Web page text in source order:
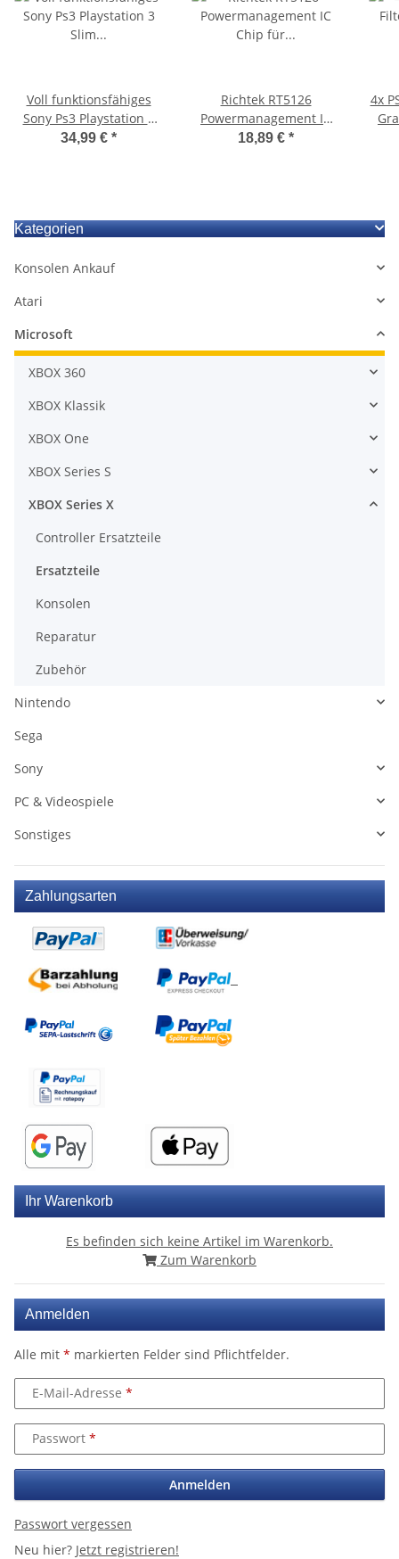
Voll funktionsfähiges
Sony Ps3 Playstation 3
Slim CECH 2504A34,99 € *
Richtek RT5126
Powermanagement IC
Chip für Playstation 5
18,89 € *
4x
Kategorien
Konsolen Ankauf
Atari
Microsoft
XBOX 360
XBOX Klassik
XBOX One
XBOX Series S
XBOX Series X
Controller Ersatzteile
Ersatzteile
Konsolen
Reparatur
Zubehör
Nintendo
Sega
Sony
PC & Videospiele
Sonstiges
Zahlungsarten
Ihr Warenkorb
Es befinden sich keine Artikel im Warenkorb.
Zum Warenkorb
Anmelden
Alle mit * markierten Felder sind Pflichtfelder.
E-Mail-Adresse
Passwort
Anmelden
Passwort vergessen
Neu hier? Jetzt registrieren!